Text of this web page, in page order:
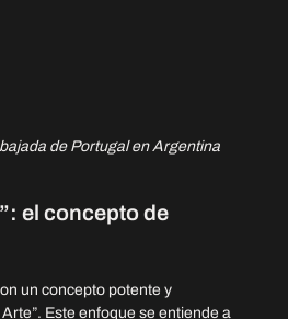
de Portugal en Argentina
el concepto de
un concepto potente y
Este enfoque se entiende a